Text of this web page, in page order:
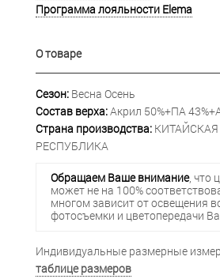
Программа лояльности Elema
О товаре
Сезон: Весна Осень
Состав верха:Акрил 50%+ПА
Страна производства:
РЕСПУБЛИКА
Обращаем Ваше внимание, что
может не на 100%
многом зависит от освещения
фотосъемки и цветопередачи
Индивидуальные размерные
таблице размеров